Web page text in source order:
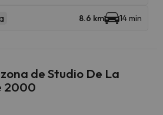
8.6 km 14 min
de Studio De La
2000